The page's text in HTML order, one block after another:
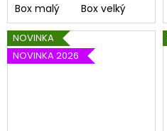
Box malý Box velký
NOVINKA
NOVINKA 2026